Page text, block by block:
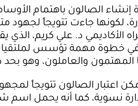
الصالون باهتمام الأوساط
لكونها جاءت تتويجاً
الأكاديمي د. علي كريم،
خطوة مهمة تؤسس
والعاملون، وهو بحد
اعتبار الصالون تتويجاً
نسوية، كما أنه يحمل اسم